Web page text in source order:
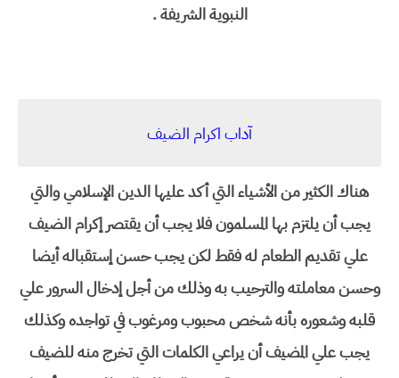
النبوية الشريفة .
آداب اكرام الضيف
هناك الكثير من الأشياء التي أكد عليها الدين الإسلامي والتي
يجب أن يلتزم بها المسلمون فلا يجب أن يقتصر إكرام الضيف
علي تقديم الطعام له فقط لكن يجب حسن إستقباله أيضا
وحسن معاملته والترحيب به وذلك من أجل إدخال السرور علي
قلبه وشعوره بأنه شخص محبوب ومرغوب في تواجده وكذلك
يجب علي المضيف أن يراعي الكلمات التي تخرج منه للضيف